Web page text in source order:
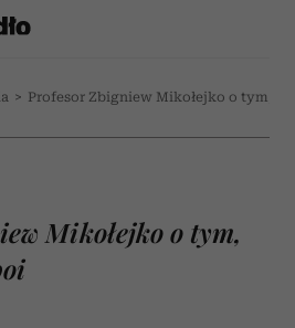
> Profesor Zbigniew Mikołejko o tym, że
Mikołejko o tym,